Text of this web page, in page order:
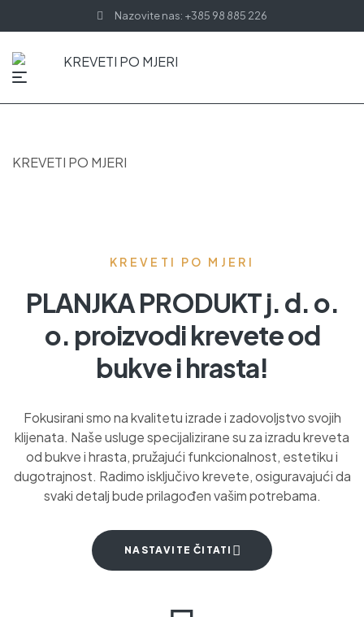
Nazovite nas: +385 98 885 226
KREVETI PO MJERI
KREVETI PO MJERI
PLANJKA PRODUKT j. d. o.
o. proizvodi krevete od
bukve i hrasta!
Fokusirani smo na kvalitetu izrade i zadovoljstvo svojih
klijenata. Naše usluge specijalizirane su za izradu kreveta
od bukve i hrasta, pružajući funkcionalnost, estetiku i
dugotrajnost. Radimo isključivo krevete, osiguravajući da
svaki detalj bude prilagođen vašim potrebama.
NASTAVITE ČITATI